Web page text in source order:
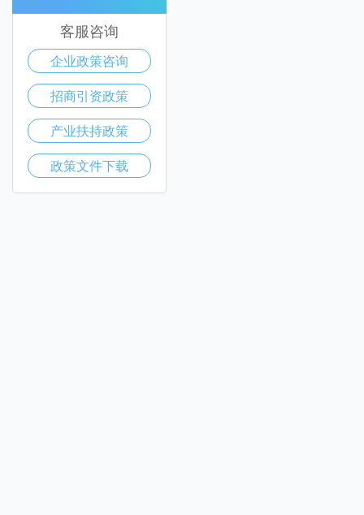
客服咨询
企业政策咨询
招商引资政策
产业扶持政策
政策文件下载